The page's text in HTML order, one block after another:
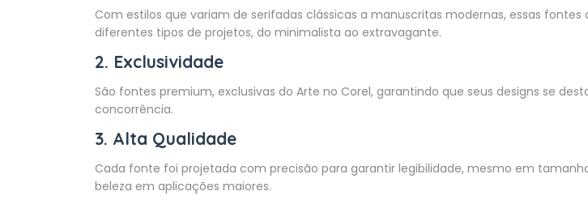
Com estilos que variam de serifadas clássicas a manuscritas modernas, essas fontes
diferentes tipos de projetos, do minimalista ao extravagante.
2. Exclusividade
São fontes premium, exclusivas do Arte no Corel, garantindo que seus designs se
concorrência.
3. Alta Qualidade
Cada fonte foi projetada com precisão para garantir legibilidade, mesmo em
beleza em aplicações maiores.